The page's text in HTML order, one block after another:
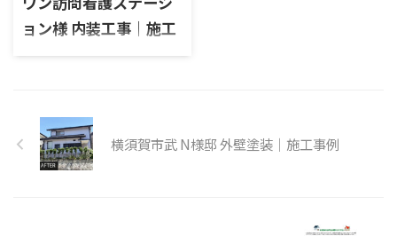
サー 屋根下塗り 屋根中塗り 屋
根上塗り 補修 外壁補修 外壁下
ョン様 内装工事｜施工
事例
「アークワン訪問看護ステーシ
ョン」の内装工事を担当させ
ていただきました。お客様か
らは「外回りの仕事から事務
横須賀市武 N様邸 外壁塗装｜施工事例